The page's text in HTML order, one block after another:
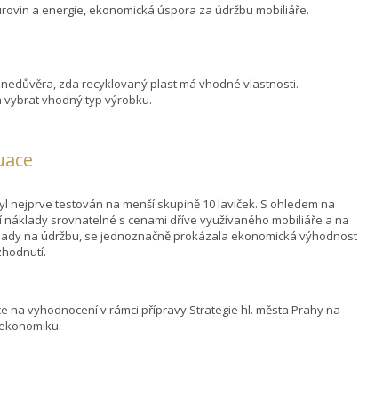
a energie, ekonomická úspora za údržbu mobiliáře.
zda recyklovaný plast má vhodné vlastnosti.
vybrat vhodný typ výrobku.
nejprve testován na menší skupině 10 laviček. S ohledem na
náklady srovnatelné s cenami dříve využívaného mobiliáře a na
na údržbu, se jednoznačně prokázala ekonomická výhodnost
na vyhodnocení v rámci přípravy Strategie hl. města Prahy na